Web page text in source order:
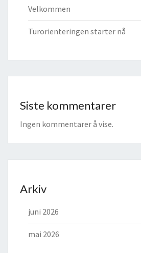
Velkommen
Turorienteringen starter nå
Siste kommentarer
Ingen kommentarer å vise.
Arkiv
juni 2026
mai 2026